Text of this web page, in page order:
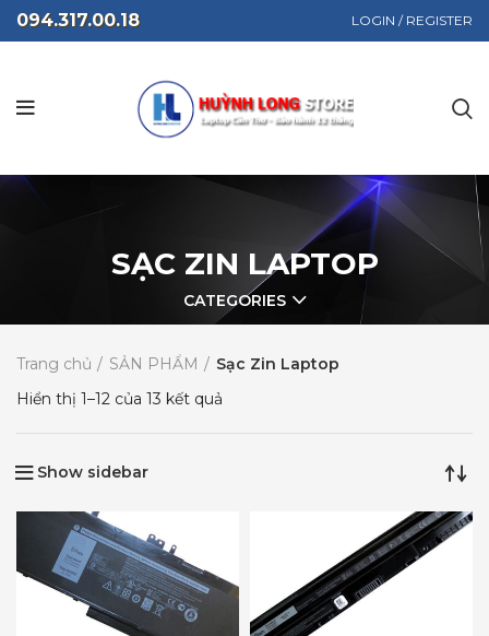
094.317.00.18 LOGIN / REGISTER
SẠC ZIN LAPTOP
CATEGORIES
Trang chủ SẢN PHẨM
Sạc Zin Laptop
Hiển thị 1–12 của 13 kết quả
Show sidebar